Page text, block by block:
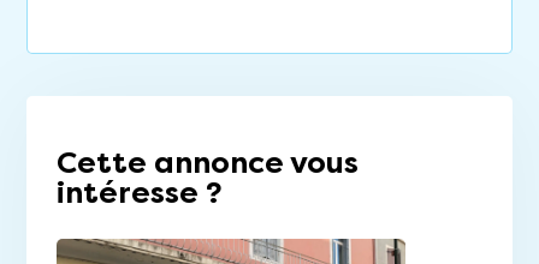
Cette annonce vous
intéresse ?